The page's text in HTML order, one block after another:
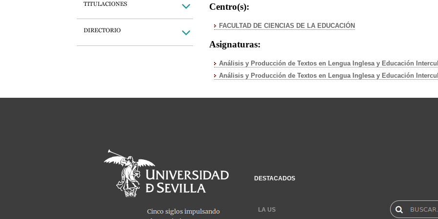
Centro(s):
FACULTAD DE CIENCIAS DE LA EDUCACIÓN
Asignaturas:
Análisis y Producción de Textos en Lengua Inglesa y Educación
Análisis y Producción de Textos en Lengua Inglesa y Educación
DESTACADOS
LA US